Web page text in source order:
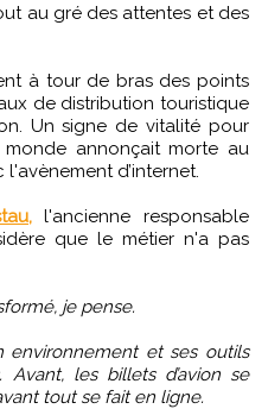
au gré des attentes et des
à tour de bras des points
de distribution touristique
Un signe de vitalité pour
annonçait morte au
d’internet.
l'ancienne responsable
que le métier n'a pas
je pense.
environnement et ses outils
les billets d’avion se
tout se fait en ligne.